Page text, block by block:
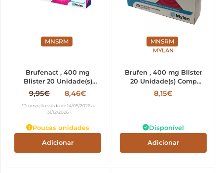
MNSRM
Brufenact , 400 mg
Blister 20 Unidade(s)
Comp revest pelic
9,95€ 8,46€
*Promoção válida de 14/05/2026 a
31/12/2026
Poucas unidades
Adicionar
MNSRM
MYLAN
Brufen , 400 mg Blister
20 Unidade(s) Comp
revest pelic
8,15€
Disponível
Adicionar